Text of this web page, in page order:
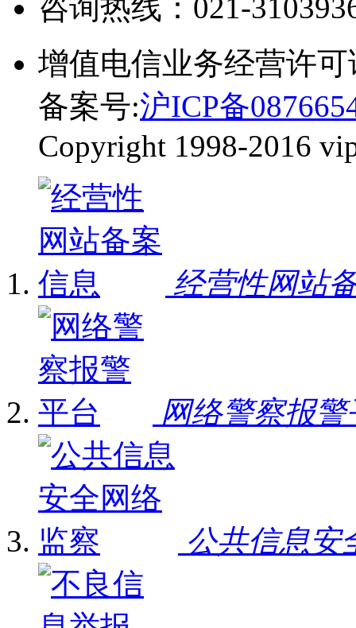
咨询热线： 021-
增值电信业务经营许可
备案号:沪ICP备
Copyright 1998-2016
经营性网站
网络警察报警
公共信息安